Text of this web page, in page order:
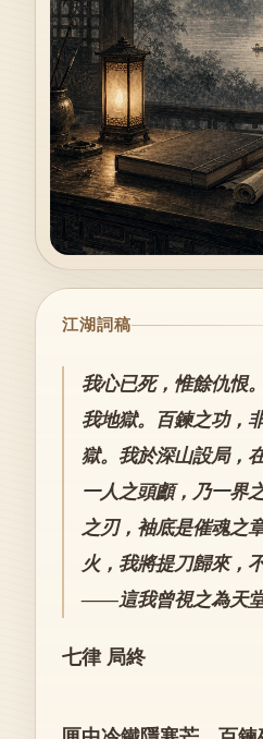
江湖詞稿
我心已死，惟餘仇恨
我地獄。百鍊之功，
獄。我於深山設局，
一人之頭顱，乃一界
之刃，袖底是催魂之
火，我將提刀歸來，
——這我曾視之為天堂
七律 局終